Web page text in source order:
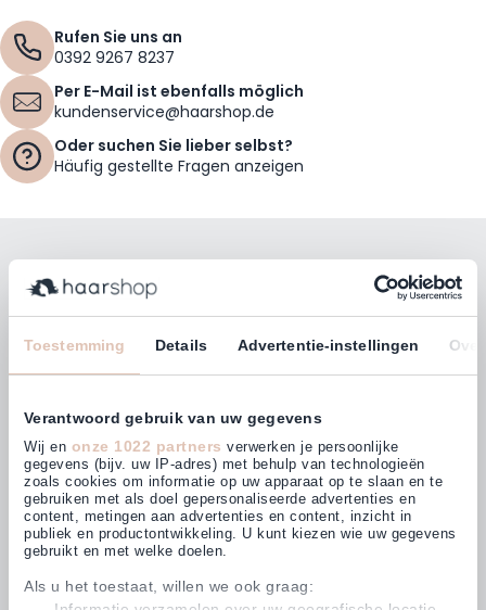
Toestemming Details Advertentie-instellingen Over
Verantwoord gebruik van uw gegevens
Wij en onze 1022 partners verwerken je persoonlijke
gegevens (bijv. uw IP-adres) met behulp van technologieën
zoals cookies om informatie op uw apparaat op te slaan en te
gebruiken met als doel gepersonaliseerde advertenties en
content, metingen aan advertenties en content, inzicht in
publiek en productontwikkeling. U kunt kiezen wie uw gegevens
gebruikt en met welke doelen.
Als u het toestaat, willen we ook graag:
Rufen Sie uns an
0392 9267 8237
Per E-Mail ist ebenfalls möglich
kundenservice@haarshop.de
Oder suchen Sie lieber selbst?
Häufig gestellte Fragen anzeigen
Bleiben Sie mit unserem Newsletter auf dem
Laufenden!
E-Mailadresse
Abonnieren
Kunden bewerten uns mit
4,63 (875)